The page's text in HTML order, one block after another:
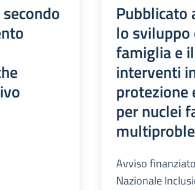
Pubblicato
lo
famiglia e
interventi
protezione
per nuclei
Avviso
Nazionale